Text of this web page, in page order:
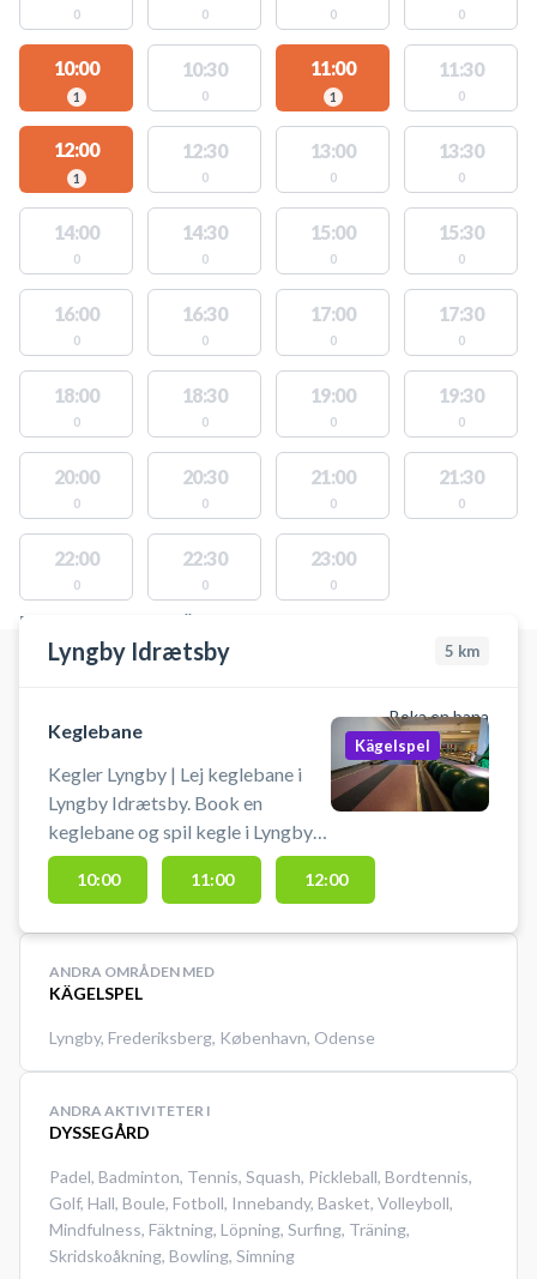
0 0 0 0
10:00
1
10:30
0
11:00
1
11:30
0
12:00
1
12:30
0
13:00
0
13:30
0
14:00
0
14:30
0
15:00
0
15:30
0
16:00
0
16:30
0
17:00
0
17:30
0
18:00
0
18:30
0
19:00
0
19:30
0
20:00
0
20:30
0
21:00
0
21:30
0
22:00
0
22:30
0
23:00
0
PLATSER MED TILLGÄNGLIGA AKTIVITETER
Lyngby Idrætsby 5 km
Boka en bana
Keglebane
Kegler Lyngby | Lej keglebane i
Lyngby Idrætsby. Book en
keglebane og spil kegle i Lyngby
på en af keglebanerne beliggende
i idrætsbyen.
Kägelspel
10:00 11:00 12:00
ANDRA OMRÅDEN MED
KÄGELSPEL
Lyngby, Frederiksberg, København, Odense
ANDRA AKTIVITETER I
DYSSEGÅRD
Padel, Badminton, Tennis, Squash, Pickleball, Bordtennis,
Golf, Hall, Boule, Fotboll, Innebandy, Basket, Volleyboll,
Mindfulness, Fäktning, Löpning, Surfing, Träning,
Skridskoåkning, Bowling, Simning